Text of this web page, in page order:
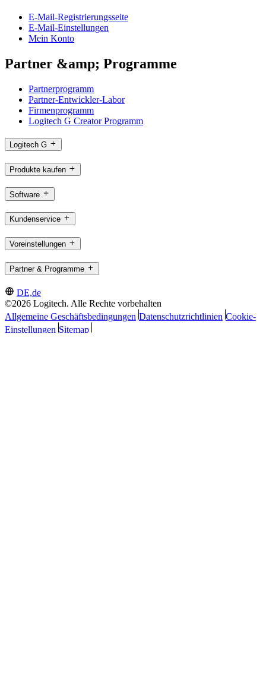
E-Mail-Registrierungsseite
E-Mail-Einstellungen
Mein Konto
Partner &amp; Programme
Partnerprogramm
Partner-Entwickler-Labor
Firmenprogramm
Logitech G Creator Programm
Logitech G
Produkte kaufen
Software
Kundenservice
Voreinstellungen
Partner & Programme
DE,de
©2026 Logitech. Alle Rechte vorbehalten
Allgemeine Geschäftsbedingungen Datenschutzrichtlinien Cookie-
Einstellungen Sitemap